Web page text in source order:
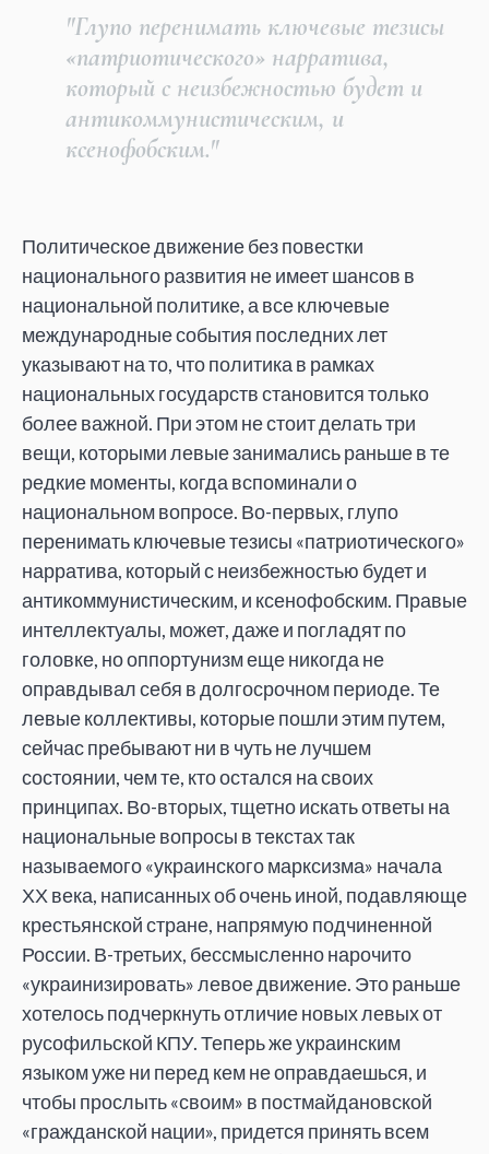
"Глупо перенимать ключевые тезисы
«патриотического» нарратива,
который с неизбежностью будет и
антикоммунистическим, и
ксенофобским."
Политическое движение без повестки
национального развития не имеет шансов в
национальной политике, а все ключевые
международные события последних лет
указывают на то, что политика в рамках
национальных государств становится только
более важной. При этом не стоит делать три
вещи, которыми левые занимались раньше в те
редкие моменты, когда вспоминали о
национальном вопросе. Во-первых, глупо
перенимать ключевые тезисы «патриотического»
нарратива, который с неизбежностью будет и
антикоммунистическим, и ксенофобским. Правые
интеллектуалы, может, даже и погладят по
головке, но оппортунизм еще никогда не
оправдывал себя в долгосрочном периоде. Те
левые коллективы, которые пошли этим путем,
сейчас пребывают ни в чуть не лучшем
состоянии, чем те, кто остался на своих
принципах. Во-вторых, тщетно искать ответы на
национальные вопросы в текстах так
называемого «украинского марксизма» начала
ХХ века, написанных об очень иной, подавляюще
крестьянской стране, напрямую подчиненной
России. В-третьих, бессмысленно нарочито
«украинизировать» левое движение. Это раньше
хотелось подчеркнуть отличие новых левых от
русофильской КПУ. Теперь же украинским
языком уже ни перед кем не оправдаешься, и
чтобы прослыть «своим» в постмайдановской
«гражданской нации», придется принять всем